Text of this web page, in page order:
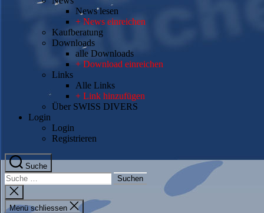
News lesen
+ News einreichen
Kaufberatung
Downloads
alle Downloads
+ Download einreichen
Links
Alle Links
+ Link hinzufügen
Über SWISS DIVERS
Login
Login
Registrieren
Suche
Suche
nach:
Suche
schliessen
Menü schliessen